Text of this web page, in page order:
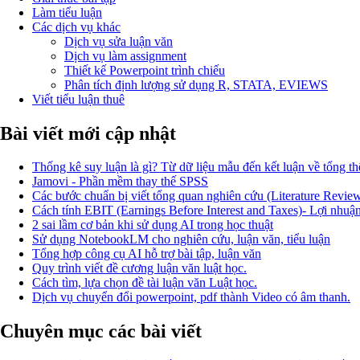
Làm tiểu luận
Các dịch vụ khác
Dịch vụ sửa luận văn
Dịch vụ làm assignment
Thiết kế Powerpoint trình chiếu
Phân tích định lượng sử dụng R, STATA, EVIEWS
Viết tiểu luận thuê
Bài viết mới cập nhật
Thống kê suy luận là gì? Từ dữ liệu mẫu đến kết luận về tổng
Jamovi - Phần mềm thay thế SPSS
Các bước chuẩn bị viết tổng quan nghiên cứu (Literature
Cách tính EBIT (Earnings Before Interest and Taxes)- Lợi
2 sai lầm cơ bản khi sử dụng AI trong học thuật
Sử dụng NotebookLM cho nghiên cứu, luận văn, tiểu luận
Tổng hợp công cụ AI hỗ trợ bài tập, luận văn
Quy trình viết đề cương luận văn luật học.
Cách tìm, lựa chọn đề tài luận văn Luật học.
Dịch vụ chuyển đổi powerpoint, pdf thành Video có âm thanh.
Chuyên mục các bài viết